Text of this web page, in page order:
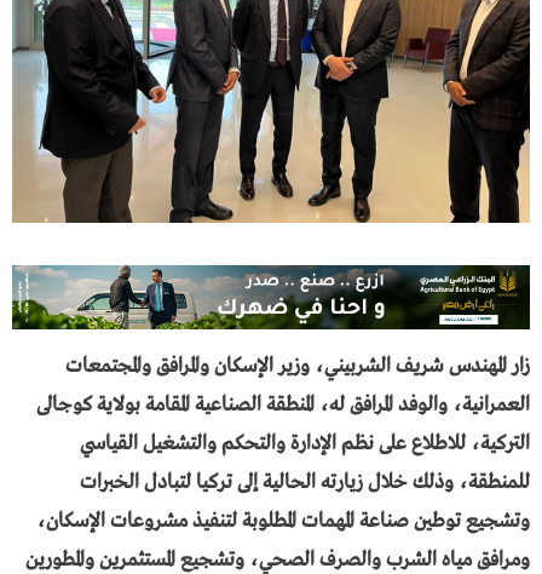
زار المهندس شريف الشربيني، وزير الإسكان والمرافق والمجتمعات
العمرانية، والوفد المرافق له، المنطقة الصناعية المقامة بولاية كوجالى
التركية، للاطلاع على نظم الإدارة والتحكم والتشغيل القياسي
للمنطقة، وذلك خلال زيارته الحالية إلى تركيا لتبادل الخبرات
وتشجيع توطين صناعة المهمات المطلوبة لتنفيذ مشروعات الإسكان،
ومرافق مياه الشرب والصرف الصحي، وتشجيع المستثمرين والمطورين